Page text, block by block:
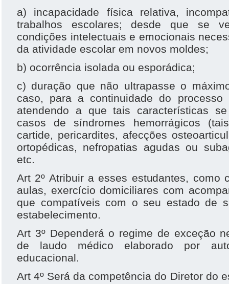
a) incapacidade física relativa,
trabalhos escolares; desde que se
condições intelectuais e emocionais
da atividade escolar em novos moldes;
b) ocorrência isolada ou esporádica;
c) duração que não ultrapasse o
caso, para a continuidade do processo
atendendo a que tais características
casos de síndromes hemorrágicos
cartide, pericardites, afecções
ortopédicas, nefropatias agudas ou
etc.
Art 2º Atribuir a esses estudantes, como
aulas, exercício domiciliares com
que compatíveis com o seu estado de
estabelecimento.
Art 3º Dependerá o regime de exceção
de laudo médico elaborado por
educacional.
Art 4º Será da competência do Diretor do